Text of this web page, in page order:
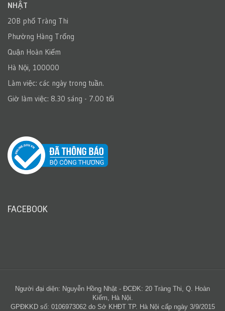
NHẬT
20B phố Tràng Thi
Phường Hàng Trống
Quận Hoàn Kiếm
Hà Nội, 100000
Làm việc: các ngày trong tuần.
Giờ làm việc: 8.30 sáng - 7.00 tối
FACEBOOK
Người đại diện: Nguyễn Hồng Nhật - ĐCĐK: 20 Tràng Thi, Q. Hoàn
Kiếm, Hà Nội.
GPĐKKD số: 0106973062 do Sở KHĐT TP. Hà Nội cấp ngày 3/9/2015